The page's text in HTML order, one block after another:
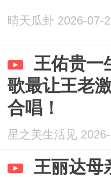
晴天瓜卦 2026-07-
王佑贵一
歌最让王老
合唱！
星之美生活见
王丽达母